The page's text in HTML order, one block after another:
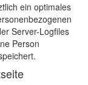
ein optimales
Server-Logfiles
Person